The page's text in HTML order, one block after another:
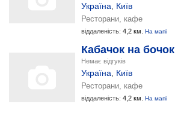
Україна Київ
Ресторани, кафе
віддаленість: 4,2 км. На мапі
Кабачок на бочок
Немає відгуків
Україна Київ
Ресторани, кафе
віддаленість: 4,2 км. На мапі